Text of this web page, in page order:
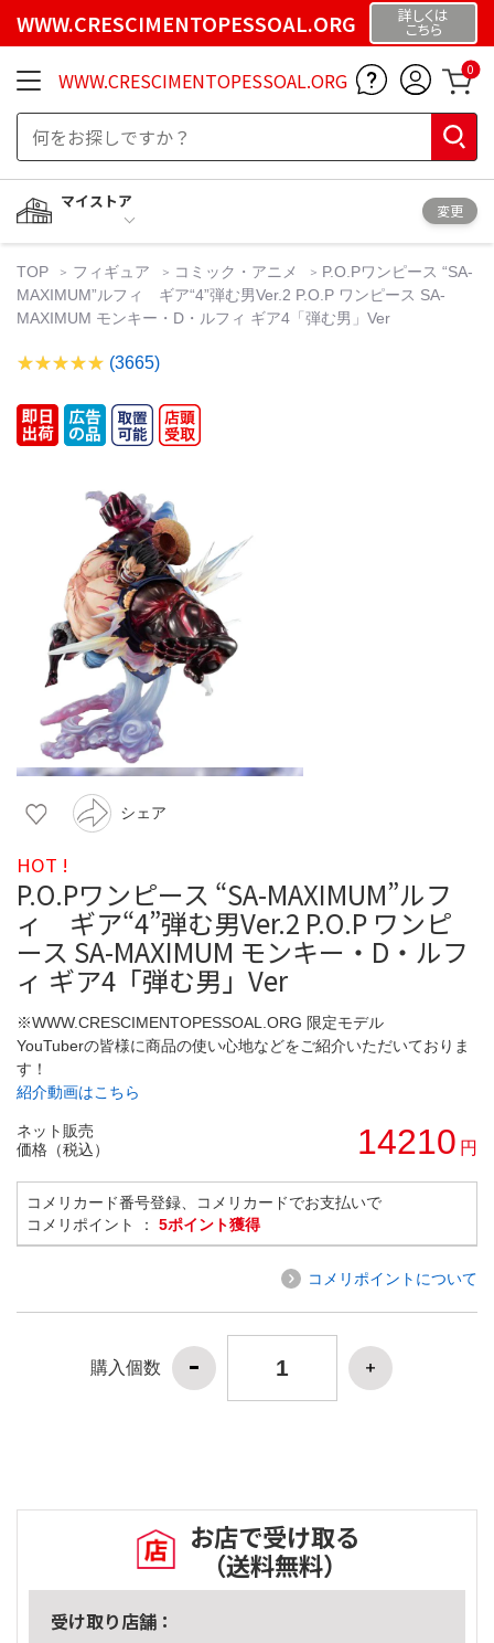
WWW.CRESCIMENTOPESSOAL.ORG 詳しくは
こちら
WWW.CRESCIMENTOPESSOAL.ORG 0
マイストア
変更
TOP フィギュア コミック・アニメ
P.O.Pワンピース “SA-
MAXIMUM”ルフィ ギア“4”弾む男Ver.2 P.O.P ワンピース SA-
MAXIMUM モンキー・D・ルフィ ギア4「弾む男」Ver
(3665)
シェア
HOT !
P.O.Pワンピース “SA-MAXIMUM”ルフ
ィ ギア“4”弾む男Ver.2 P.O.P ワンピ
ース SA-MAXIMUM モンキー・D・ルフ
ィ ギア4「弾む男」Ver
※WWW.CRESCIMENTOPESSOAL.ORG 限定モデル
YouTuberの皆様に商品の使い心地などをご紹介いただいておりま
す！
紹介動画はこちら
ネット販売
価格（税込）
14210 円
コメリカード番号登録、コメリカードでお支払いで
コメリポイント ： 5ポイント獲得
コメリポイントについて
購入個数
お店で受け取る
（送料無料）
受け取り店舗：